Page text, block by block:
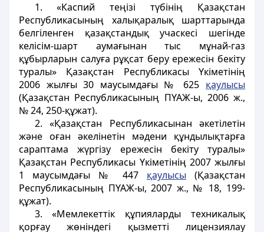
1. «Каспий теңiзi түбiнiң Қазақстан
Республикасының халықаралық шарттарында
белгiленген қазақстандық учаскесi шегiнде
келiсiм-шарт аумағынан тыс мұнай-газ
құбырларын салуға рұқсат беру ережесiн бекiту
туралы» Қазақстан Республикасы Үкіметінің
2006 жылғы 30 маусымдағы № 625 қаулысы
(Қазақстан Республикасының ПҮАЖ-ы, 2006 ж.,
№ 24, 250-құжат).
2. «Қазақстан Республикасынан әкетілетін
және оған әкелінетін мәдени құндылықтарға
сараптама жүргізу ережесін бекіту туралы»
Қазақстан Республикасы Үкіметінің 2007 жылғы
1 маусымдағы № 447 қаулысы (Қазақстан
Республикасының ПҮАЖ-ы, 2007 ж., № 18, 199-
құжат).
3. «Мемлекеттік құпияларды техникалық
қорғау жөніндегі қызметті лицензиялау